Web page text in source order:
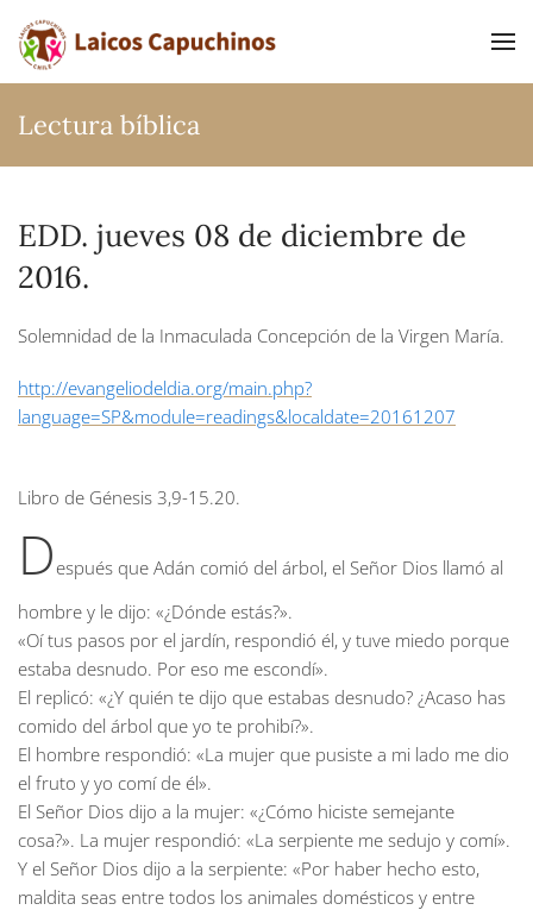
Ir al contenido principal
Lectura bíblica
EDD. jueves 08 de diciembre de
2016.
Solemnidad de la Inmaculada Concepción de la Virgen María.
http://evangeliodeldia.org/main.php?
language=SP&module=readings&localdate=20161207
Libro de Génesis 3,9-15.20.
D espués que Adán comió del árbol, el Señor Dios llamó al
hombre y le dijo: «¿Dónde estás?».
«Oí tus pasos por el jardín, respondió él, y tuve miedo porque
estaba desnudo. Por eso me escondí».
El replicó: «¿Y quién te dijo que estabas desnudo? ¿Acaso has
comido del árbol que yo te prohibí?».
El hombre respondió: «La mujer que pusiste a mi lado me dio
el fruto y yo comí de él».
El Señor Dios dijo a la mujer: «¿Cómo hiciste semejante
cosa?». La mujer respondió: «La serpiente me sedujo y comí».
Y el Señor Dios dijo a la serpiente: «Por haber hecho esto,
maldita seas entre todos los animales domésticos y entre